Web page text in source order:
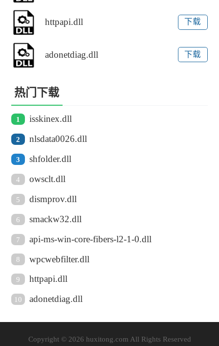
httpapi.dll 下载
adonetdiag.dll 下载
热门下载
1 isskinex.dll
2 nlsdata0026.dll
3 shfolder.dll
4 owsclt.dll
5 dismprov.dll
6 smackw32.dll
7 api-ms-win-core-fibers-l2-1-0.dll
8 wpcwebfilter.dll
9 httpapi.dll
10 adonetdiag.dll
Copyright © 2026 huxitong.com All Rights Reserved